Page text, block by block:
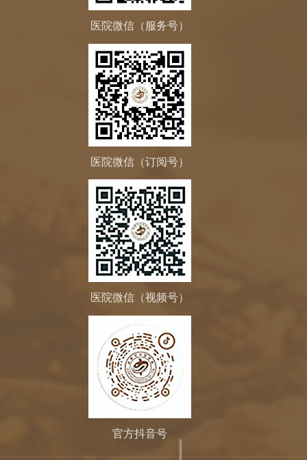
医院微信（服务号）
医院微信（订阅号）
医院微信（视频号）
官方抖音号